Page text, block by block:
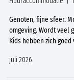
Genoten, fijne sfeer.
omgeving. Wordt veel
Kids hebben zich
juli 2026